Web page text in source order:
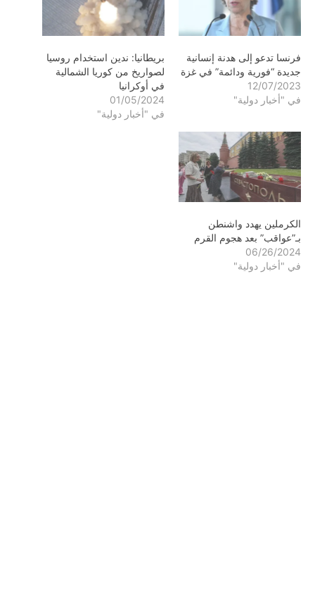
فرنسا تدعو إلى هدنة إنسانية
جديدة “فورية ودائمة” في غزة
12/07/2023
في "أخبار دولية"
بريطانيا: ندين استخدام روسيا
لصواريخ من كوريا الشمالية
في أوكرانيا
01/05/2024
في "أخبار دولية"
الكرملين يهدد واشنطن
بـ”عواقب” بعد هجوم القرم
06/26/2024
في "أخبار دولية"